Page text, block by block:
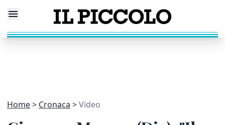
Home Cronaca Video